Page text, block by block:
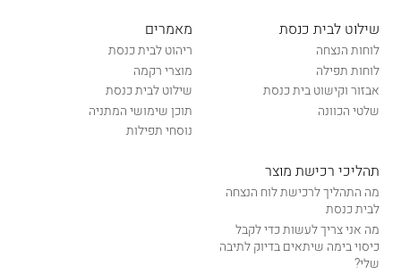
שילוט לבית כנסת
לוחות הנצחה
לוחות תפילה
אבזור וקישוט בית כנסת
שלטי הכוונה
מאמרים
ריהוט לבית כנסת
מוצרי רקמה
שילוט לבית כנסת
תוכן שימושי המתניה
נוסחי תפילות
תהליכי רכישת מוצר
מה התהליך לרכישת לוח הנצחה
לבית כנסת
מה אני צריך לעשות כדי לקבל
כיסוי בימה שיתאים בדיוק לתיבה
שלי?